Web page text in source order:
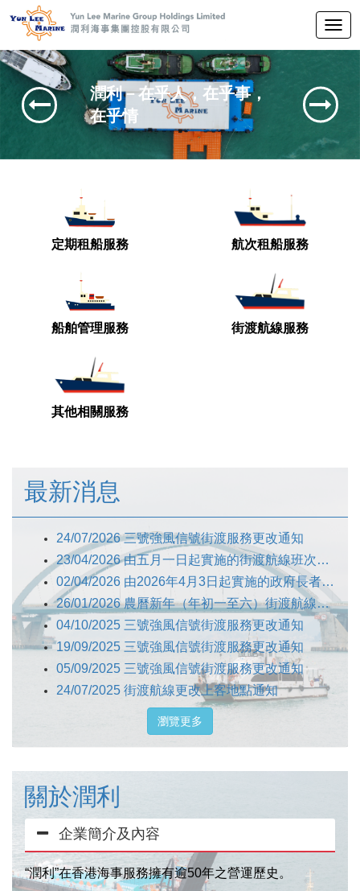
切
换
潤利－在乎人，在乎事，
在乎情
定期租船服務 航次租船服務
船舶管理服務 街渡航線服務
其他相關服務
最新消息
24/07/2026 三號強風信號街渡服務更改通知
23/04/2026 由五月一日起實施的街渡航線班次調整
02/04/2026 由2026年4月3日起實施的政府長者及合資格殘疾人士公共交通票價優惠計劃(兩蚊兩折)
26/01/2026 農曆新年（年初一至六）街渡航線照常營業通告
04/10/2025 三號強風信號街渡服務更改通知
19/09/2025 三號強風信號街渡服務更改通知
05/09/2025 三號強風信號街渡服務更改通知
24/07/2025 街渡航線更改上客地點通知
瀏覽更多
關於潤利
企業簡介及內容
“潤利”在香港海事服務擁有逾50年之營運歷史。